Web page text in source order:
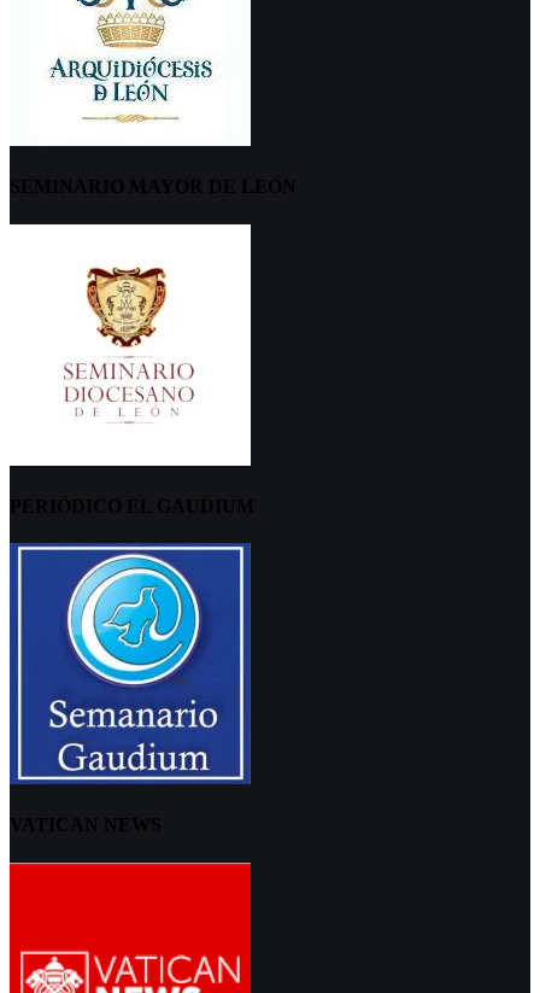
SEMINARIO MAYOR DE LEÓN
PERIÓDICO EL GAUDIUM
VATICAN NEWS